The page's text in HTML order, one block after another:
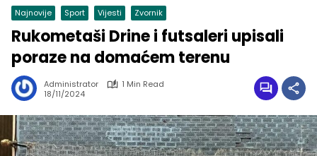
Najnovije Sport Vijesti Zvornik
Rukometaši Drine i futsaleri upisali
poraze na domaćem terenu
Administrator
1 Min Read
18/11/2024